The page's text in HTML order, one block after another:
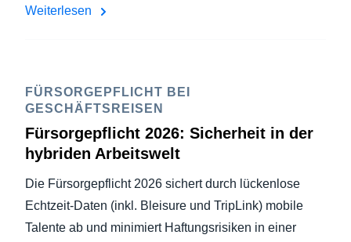
Weiterlesen
FÜRSORGEPFLICHT BEI
GESCHÄFTSREISEN
Fürsorgepflicht 2026: Sicherheit in der
hybriden Arbeitswelt
Die Fürsorgepflicht 2026 sichert durch lückenlose
Echtzeit-Daten (inkl. Bleisure und TripLink) mobile
Talente ab und minimiert Haftungsrisiken in einer